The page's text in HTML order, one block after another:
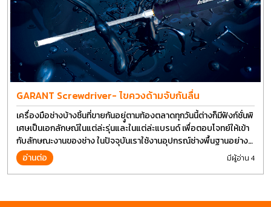
GARANT Screwdriver- ไขควงด้ามจับกันลื่น
เครื่องมือช่างบ้างชิ้นที่ขายกันอยุู่ตามท้องตลาดทุกวันนี้ต่างก็มีฟังก์ชั่นพิ
เศษเป็นเอกลักษณ์ในแต่ล่ะรุ่นและในแต่ล่ะแบรนด์ เพื่อตอบโจทย์ให้เข้า
กับลักษณะงานของช่าง ในปัจจุบันเราใช้งานอุปกรณ์ช่างพื้นฐานอย่าง
ไขควงกันในงานหลายประเภททำให้มีการปรับเปลี่ยนรูปแบบ
อ่านต่อ มีผู้อ่าน 4